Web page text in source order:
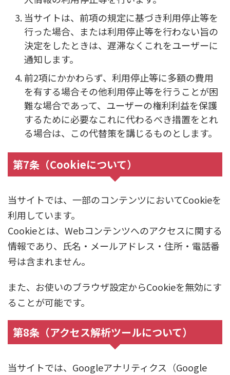
当サイトは、前項の規定に基づき利用停止等を
行った場合、または利用停止等を行わない旨の
決定をしたときは、遅滞なくこれをユーザーに
通知します。
前2項にかかわらず、利用停止等に多額の費用
を有する場合その他利用停止等を行うことが困
難な場合であって、ユーザーの権利利益を保護
するために必要なこれに代わるべき措置をとれ
る場合は、この代替策を講じるものとします。
第7条（Cookieについて）
当サイトでは、一部のコンテンツにおいてCookieを
利用しています。
Cookieとは、Webコンテンツへのアクセスに関する
情報であり、氏名・メールアドレス・住所・電話番
号は含まれません。
また、お使いのブラウザ設定からCookieを無効にす
ることが可能です。
第8条（アクセス解析ツールについて）
当サイトでは、Googleアナリティクス（Google